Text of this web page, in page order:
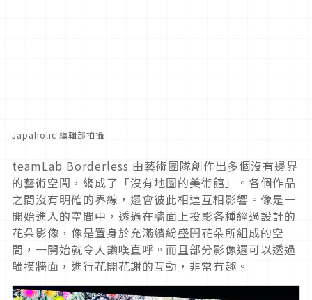
Japaholic 編輯部拍攝
teamLab Borderless 由藝術團隊創作出多個沒有邊界
的藝術空間，縐成了「沒有地圖的美術館」。各個作品
之間沒有明確的界線，還會彼此相連互相影響。像是一
開始進入的空間中，透過在牆面上投影各種經過設計的
花朵影像，像是置身於充滿繽紛盛開花朵所組成的空
間，一開始就令人讚嘆直呼。而且部分影像還可以透過
觸摸牆面，進行花開花謝的互動，非常有趣。